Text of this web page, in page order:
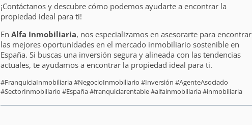
¡Contáctanos y descubre cómo podemos ayudarte a encontrar la
propiedad ideal para ti!
En Alfa Inmobiliaria, nos especializamos en asesorarte para encontrar
las mejores oportunidades en el mercado inmobiliario sostenible en
España. Si buscas una inversión segura y alineada con las tendencias
actuales, te ayudamos a encontrar la propiedad ideal para ti.
#FranquiciaInmobiliaria #NegocioInmobiliario #Inversión #AgenteAsociado
#SectorInmobiliario #España #franquiciarentable #alfainmobiliaria #inmobiliaria